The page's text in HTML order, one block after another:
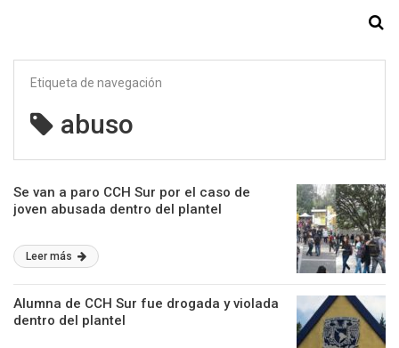
Etiqueta de navegación
abuso
Se van a paro CCH Sur por el caso de
joven abusada dentro del plantel
Leer más
Alumna de CCH Sur fue drogada y violada
dentro del plantel